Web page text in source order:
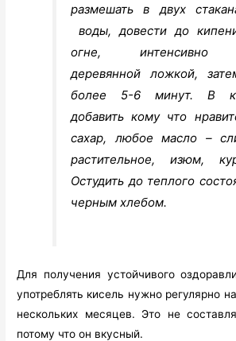
размешать в двух
воды, довести до
огне, интенсивно
деревянной ложкой,
более 5-6 минут. В
добавить кому что
сахар, любое масло –
растительное, изюм,
Остудить до теплого
черным хлебом.
Для получения устойчивого
употреблять кисель нужно регулярно
нескольких месяцев. Это не
потому что он вкусный.